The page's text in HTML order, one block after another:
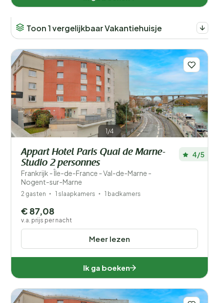
Toon 1 vergelijkbaar Vakantiehuisje
1/4
Appart Hotel Paris Quai de Marne-
Studio 2 personnes
Frankrijk - Île-de-France - Val-de-Marne -
Nogent-sur-Marne
4/5
2 gasten 1 slaapkamers 1 badkamers
Meer lezen
€ 87,08
v.a. prijs per nacht
Ik ga boeken